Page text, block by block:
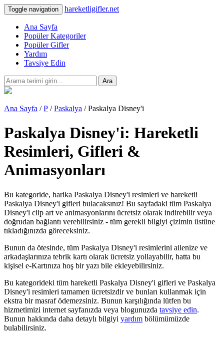
Toggle navigation hareketligifler.net
Ana Sayfa
Popüler Kategoriler
Popüler Gifler
Yardım
Tavsiye Edin
Ara
Ana Sayfa /P /Paskalya / Paskalya Disney'i
Paskalya Disney'i: Hareketli
Resimleri, Gifleri &
Animasyonları
Bu kategoride, harika Paskalya Disney'i resimleri ve hareketli
Paskalya Disney'i gifleri bulacaksınız! Bu sayfadaki tüm Paskalya
Disney'i clip art ve animasyonlarını ücretsiz olarak indirebilir veya
doğrudan bağlantı verebilirsiniz - tüm gerekli bilgiyi çizimin üstüne
tıkladığınızda göreceksiniz.
Bunun da ötesinde, tüm Paskalya Disney'i resimlerini ailenize ve
arkadaşlarınıza tebrik kartı olarak ücretsiz yollayabilir, hatta bu
kişisel e-Kartınıza hoş bir yazı bile ekleyebilirsiniz.
Bu kategorideki tüm hareketli Paskalya Disney'i gifleri ve Paskalya
Disney'i resimleri tamamen ücretsizdir ve bunları kullanmak için
ekstra bir masraf ödemezsiniz. Bunun karşılığında lütfen bu
hizmetimizi internet sayfanızda veya blogunuzda tavsiye edin.
Bunun hakkında daha detaylı bilgiyi yardım bölümümüzde
bulabilirsiniz.